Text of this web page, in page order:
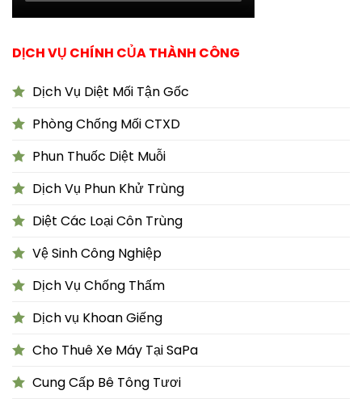
DỊCH VỤ CHÍNH CỦA THÀNH CÔNG
Dịch Vụ Diệt Mối Tận Gốc
Phòng Chống Mối CTXD
Phun Thuốc Diệt Muỗi
Dịch Vụ Phun Khử Trùng
Diệt Các Loại Côn Trùng
Vệ Sinh Công Nghiệp
Dịch Vụ Chống Thấm
Dịch vụ Khoan Giếng
Cho Thuê Xe Máy Tại SaPa
Cung Cấp Bê Tông Tươi